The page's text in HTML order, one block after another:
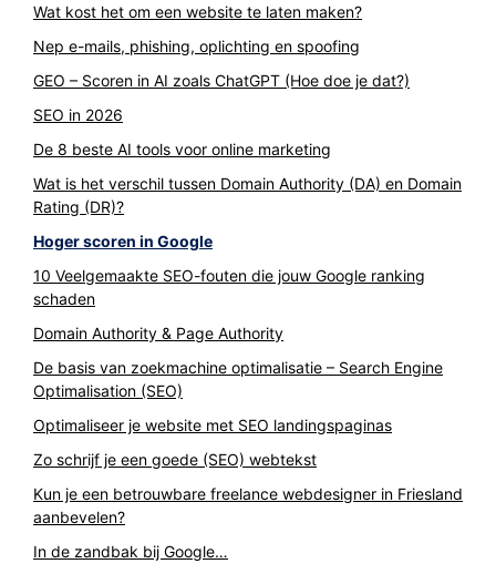
Wat kost het om een website te laten maken?
Nep e-mails, phishing, oplichting en spoofing
GEO – Scoren in AI zoals ChatGPT (Hoe doe je dat?)
SEO in 2026
De 8 beste AI tools voor online marketing
Wat is het verschil tussen Domain Authority (DA) en Domain
Rating (DR)?
Hoger scoren in Google
10 Veelgemaakte SEO-fouten die jouw Google ranking
schaden
Domain Authority & Page Authority
De basis van zoekmachine optimalisatie – Search Engine
Optimalisation (SEO)
Optimaliseer je website met SEO landingspaginas
Zo schrijf je een goede (SEO) webtekst
Kun je een betrouwbare freelance webdesigner in Friesland
aanbevelen?
In de zandbak bij Google…